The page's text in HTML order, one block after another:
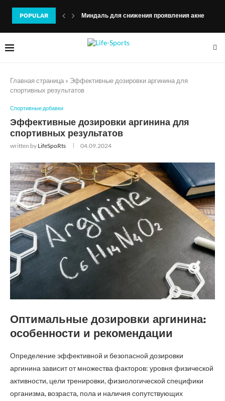
POPULAR Миндаль для снижения проявления акне
Главная страница » Эффективные дозировки аргинина для
спортивных результатов
Спортивные добавки
Эффективные дозировки аргинина для
спортивных результатов
written by LifeSpoRts 04.09.2024
Оптимальные дозировки аргинина:
особенности и рекомендации
Определение эффективной и безопасной дозировки
аргинина зависит от множества факторов: уровня физической
активности, цели тренировки, физиологической специфики
организма, возраста, пола и наличия сопутствующих